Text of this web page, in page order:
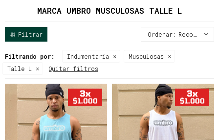
MARCA UMBRO MUSCULOSAS TALLE L
Recomendados
Filtrando por: Indumentaria
Musculosas
Talle L
Quitar filtros